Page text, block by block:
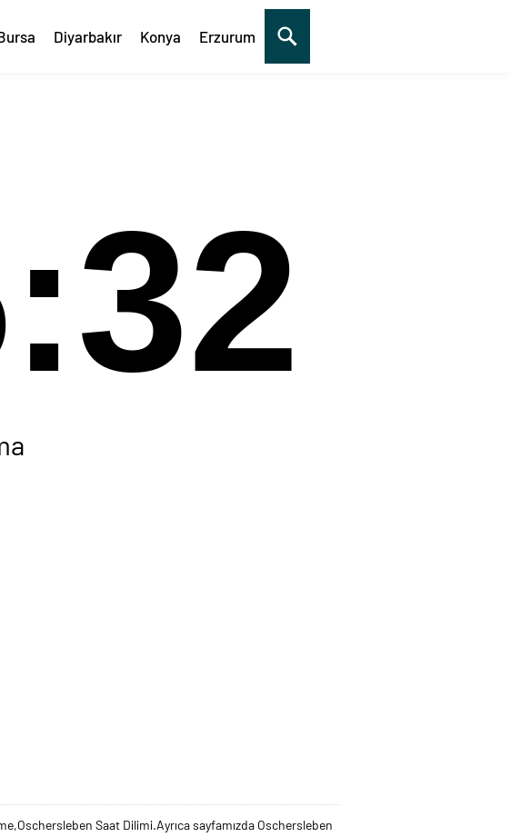
Diyarbakır Konya Erzurum
Saat Dilimi.Ayrıca sayfamızda Oschersleben